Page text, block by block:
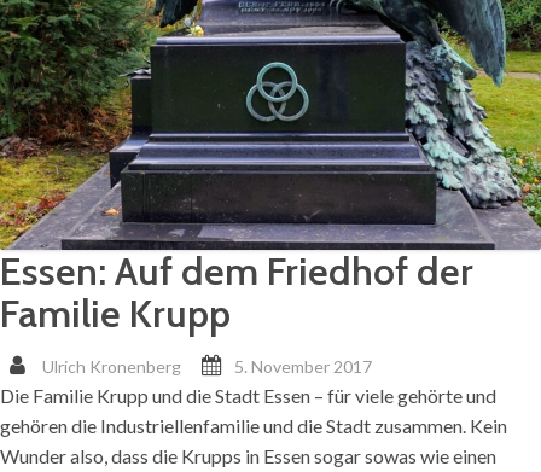
Essen: Auf dem Friedhof der
Familie Krupp
Ulrich Kronenberg 5. November 2017
Die Familie Krupp und die Stadt Essen – für viele gehörte und
gehören die Industriellenfamilie und die Stadt zusammen. Kein
Wunder also, dass die Krupps in Essen sogar sowas wie einen